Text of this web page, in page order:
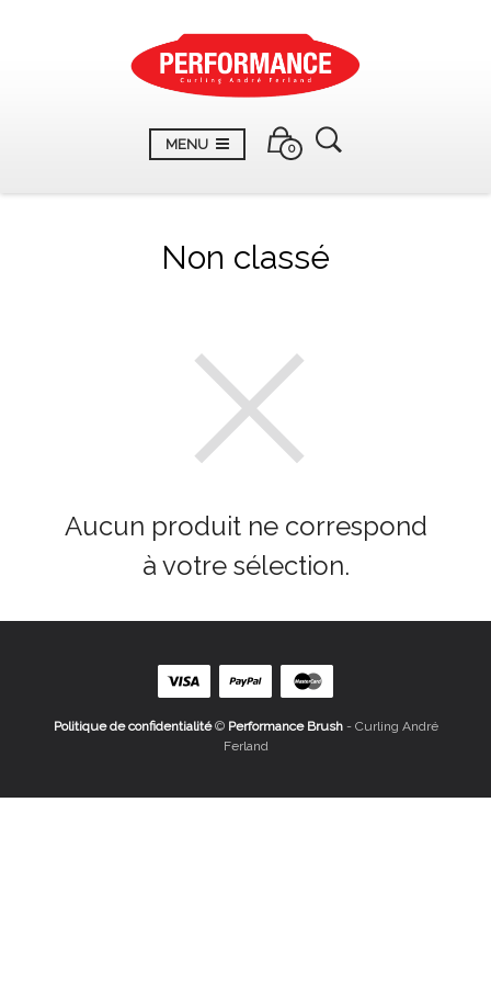
MENU 0
Non classé
Aucun produit ne correspond
à votre sélection.
Politique de confidentialité© Performance Brush- Curling André
Ferland